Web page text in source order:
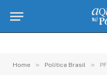
Home » Política Brasil » PF